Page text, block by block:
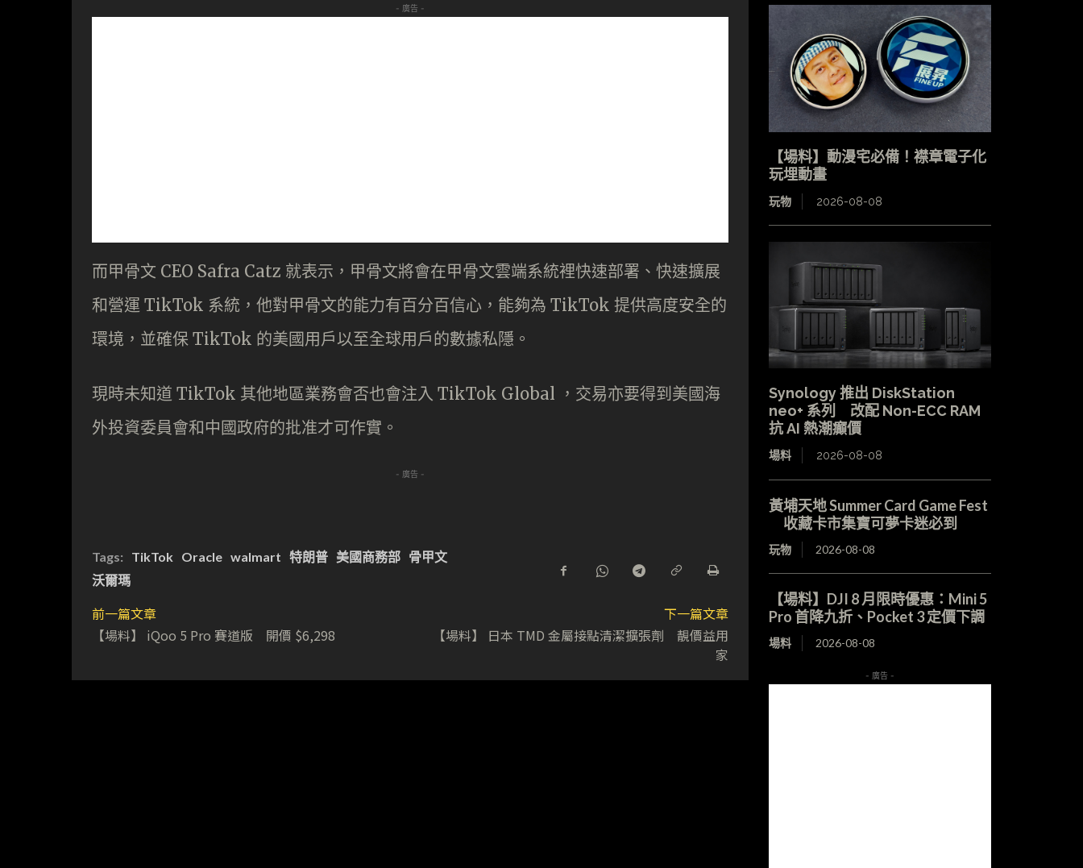
- 廣告 -
而甲骨文 CEO Safra Catz 就表示，甲骨文將會在甲骨文雲端系統裡快速部署、快速擴展
和營運 TikTok 系統，他對甲骨文的能力有百分百信心，能夠為 TikTok 提供高度安全的
環境，並確保 TikTok 的美國用戶以至全球用戶的數據私隱。
現時未知道 TikTok 其他地區業務會否也會注入 TikTok Global ，交易亦要得到美國海
外投資委員會和中國政府的批准才可作實。
- 廣告 -
Tags: TikTok Oracle walmart 特朗普 美國商務部 骨甲文
沃爾瑪
前一篇文章
【場料】 iQoo 5 Pro 賽道版 開價 $6,298
下一篇文章
【場料】 日本 TMD 金屬接點清潔擴張劑 靚價益用
家
【場料】動漫宅必備！襟章電子化
玩埋動畫
玩物 2026-08-08
Synology 推出 DiskStation
neo+ 系列 改配 Non-ECC RAM
抗 AI 熱潮癲價
場料 2026-08-08
黃埔天地 Summer Card Game Fest
收藏卡市集寶可夢卡迷必到
玩物 2026-08-08
【場料】DJI 8 月限時優惠：Mini 5
Pro 首降九折、Pocket 3 定價下調
場料 2026-08-08
- 廣告 -